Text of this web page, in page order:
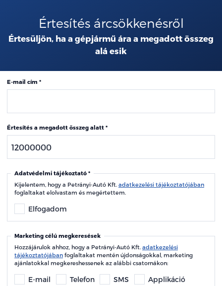
Értesítés árcsökkenésről
Értesüljön, ha a gépjármű ára a megadott összeg
alá esik
E-mail cím
Értesítés a megadott összeg alatt
Adatvédelmi tájékoztató
Kijelentem, hogy a Petrányi-Autó Kft. adatkezelési tájékoztatójában
foglaltakat elolvastam és megértettem.
Elfogadom
Marketing célú megkeresések
Hozzájárulok ahhoz, hogy a Petrányi-Autó Kft. adatkezelési
tájékoztatójában foglaltakat mentén újdonságokkal, marketing
ajánlatokkal megkereshessenek az alábbi csatornákon:
E-mail Telefon SMS
Applikáció